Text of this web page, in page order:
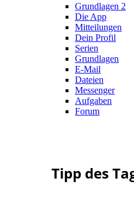
Grundlagen 2
Die App
Mitteilungen
Dein Profil
Serien
Grundlagen
E-Mail
Dateien
Messenger
Aufgaben
Forum
Tipp des